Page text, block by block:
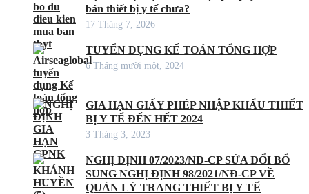
bán thiết bị y tế chưa?
17 Tháng 7, 2026
TUYỂN DỤNG KẾ TOÁN TỔNG HỢP
6 Tháng mười một, 2024
GIA HẠN GIẤY PHÉP NHẬP KHẨU THIẾT
BỊ Y TẾ ĐẾN HẾT 2024
3 Tháng 3, 2023
NGHỊ ĐỊNH 07/2023/NĐ-CP SỬA ĐỔI BỔ
SUNG NGHỊ ĐỊNH 98/2021/NĐ-CP VỀ
QUẢN LÝ TRANG THIẾT BỊ Y TẾ